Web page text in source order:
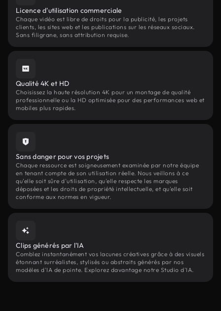
Licence d'utilisation commerciale
Chaque vidéo est libre de droits pour la publicité, les projets
clients, les sites web et les publications sur les réseaux sociaux.
Sans filigrane, sans attribution requise.
Qualité 4K et HD
Choisissez la haute résolution 4K pour un montage de qualité
professionnelle ou la HD optimisée pour des performances web et
mobiles plus rapides.
Sans danger pour vos projets
Chaque ressource est soigneusement examinée par notre équipe
en tenant compte de son utilisation réelle. Nous veillons à ce
qu'elle soit sûre d'utilisation, qu'elle respecte les marques
déposées et les droits de propriété intellectuelle, et qu'elle soit
conforme aux normes en vigueur.
Clips générés par l'IA
Comblez instantanément vos lacunes créatives grâce à des visuels
étonnant surréalistes, stylisés ou abstraits générés par nos
modèles d'IA de pointe. Explorez davantage notre Studio d'IA.